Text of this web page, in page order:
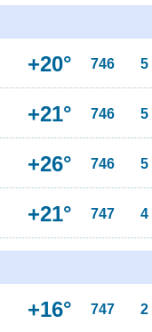
+20° 746 5
+21° 746 5
+26° 746 5
+21° 747 4
+16° 747 2